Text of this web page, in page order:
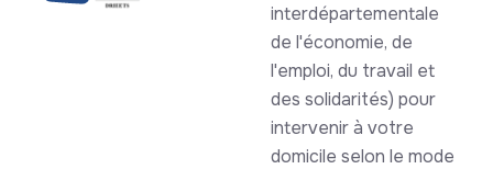
interdépartementale
de l'économie, de
l'emploi, du travail et
des solidarités) pour
intervenir à votre
domicile selon le mode